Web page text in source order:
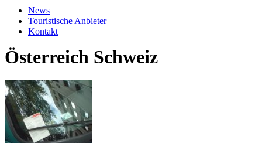
News
Touristische Anbieter
Kontakt
Österreich Schweiz